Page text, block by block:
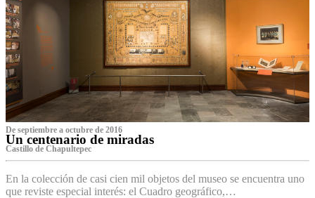
De septiembre a octubre de 2016
Un centenario de miradas
Castillo de Chapultepec
En la colección de casi cien mil objetos del museo se encuentra uno
que reviste especial interés: el Cuadro geográfico,…